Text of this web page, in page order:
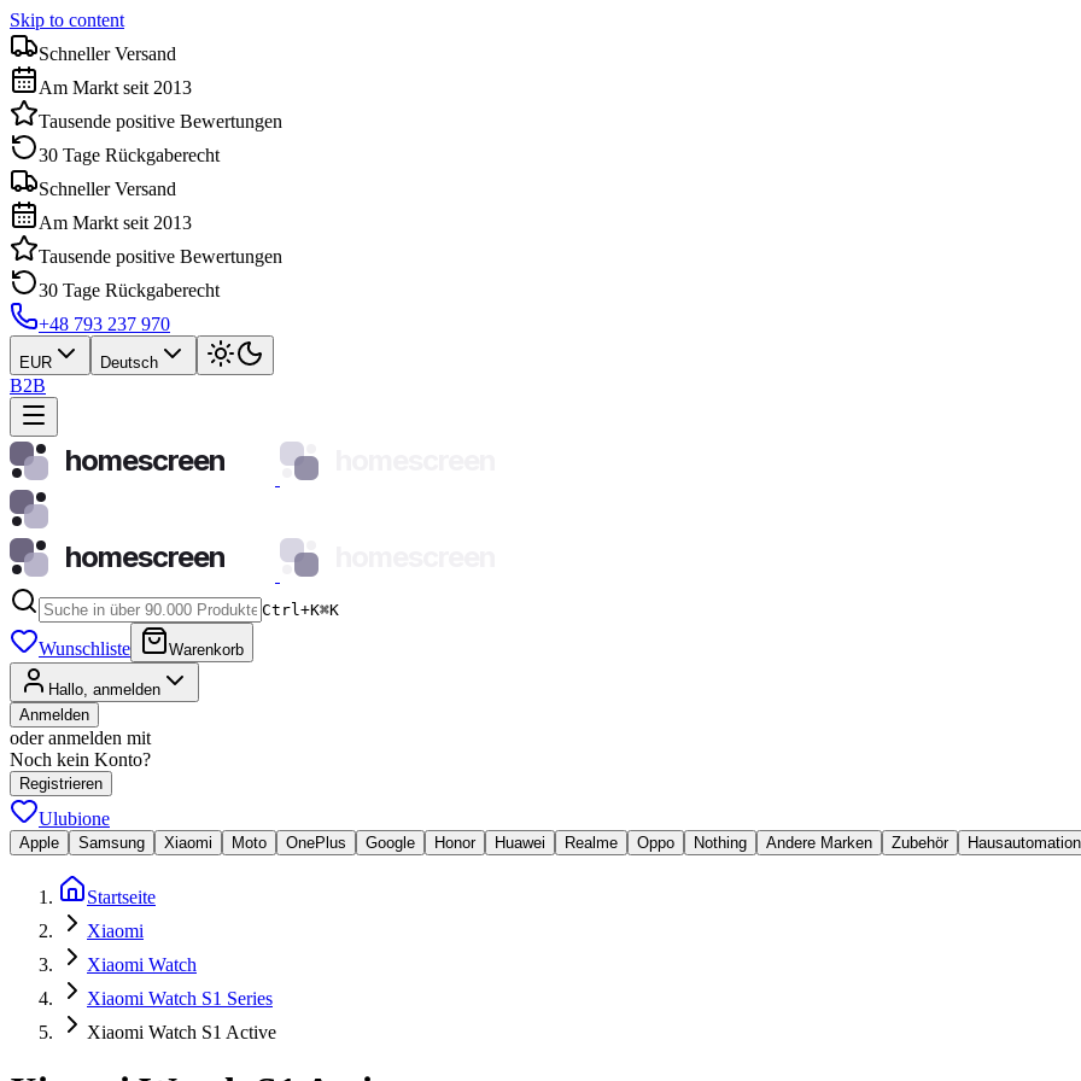
Skip to content
Schneller Versand
Am Markt seit 2013
Tausende positive Bewertungen
30 Tage Rückgaberecht
Schneller Versand
Am Markt seit 2013
Tausende positive Bewertungen
30 Tage Rückgaberecht
+48 793 237 970
EUR Deutsch
B2B
homescreen
homescreen
Ctrl+K⌘K
Wunschliste Warenkorb
Hallo, anmelden
Anmelden
oder anmelden mit
Noch kein Konto?
Registrieren
Ulubione
Apple Samsung Xiaomi Moto OnePlus Google Honor Huawei Realme Oppo Nothing Andere Marken Zubehör Hausautomation
Startseite
Xiaomi
Xiaomi Watch
Xiaomi Watch S1 Series
Xiaomi Watch S1 Active